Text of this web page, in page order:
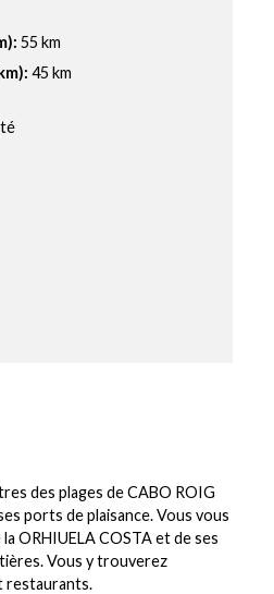
55 km
45 km
des plages de CABO ROIG
ports de plaisance. Vous vous
ORHIUELA COSTA et de ses
Vous y trouverez
restaurants.